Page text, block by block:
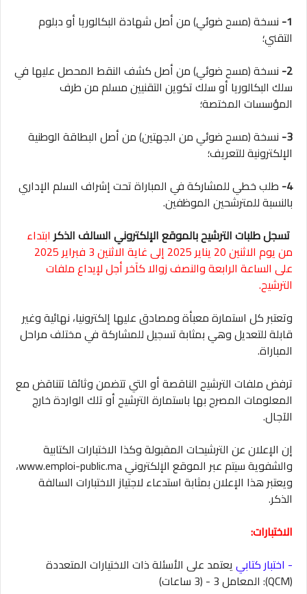
1- نسخة (مسح ضوئي) من أصل شهادة البكالوريا أو دبلوم
التقني؛
2- نسخة (مسح ضوئي) من أصل كشف النقط المحصل عليها في
سلك البكالوريا أو سلك تكوين التقنيين مسلم من طرف
المؤسسات المختصة؛
3- نسخة (مسح ضوئي من الجهتين) من أصل البطاقة الوطنية
الإلكترونية للتعريف؛
4- طلب خطي للمشاركة في المباراة تحت إشراف السلم الإداري
بالنسبة للمترشحين الموظفين.
تسجل طلبات الترشيح بالموقع الإلكتروني السالف الذكر ابتداء
من يوم الاثنين 20 يناير 2025 إلى غاية الاثنين 3 فبراير 2025
على الساعة الرابعة والنصف زوالا كآخر أجل لإيداع ملفات
الترشيح.
وتعتبر كل استمارة معبأة ومصادق عليها إلكترونيا، نهائية وغير
قابلة للتعديل وهي بمثابة تسجيل للمشاركة في مختلف مراحل
المباراة.
ترفض ملفات الترشيح الناقصة أو التي تتضمن وثائقا تتناقض مع
المعلومات المصرح بها باستمارة الترشيح أو تلك الواردة خارج
الآجال.
إن الإعلان عن الترشيحات المقبولة وكذا الاختبارات الكتابية
والشفوية سيتم عبر الموقع الإلكتروني www.emploi-public.ma،
ويعتبر هذا الإعلان بمثابة استدعاء لاجتياز الاختبارات السالفة
الذكر.
الاختبارات:
- اختبار كتابييعتمد على الأسئلة ذات الاختيارات المتعددة
(QCM): المعامل 3 - (3 ساعات)